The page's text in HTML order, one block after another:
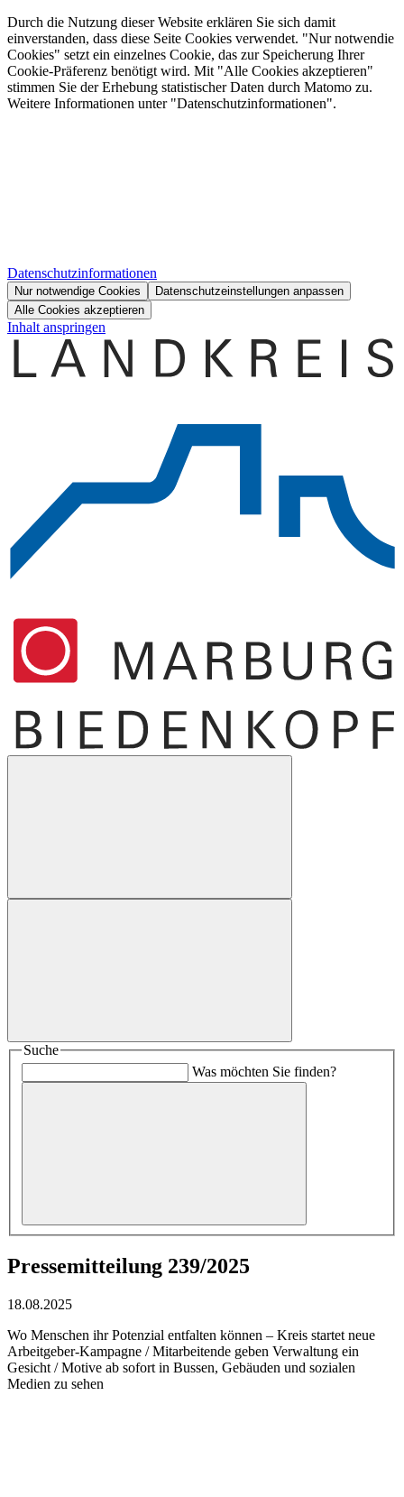
Durch die Nutzung dieser Website erklären Sie sich damit
einverstanden, dass diese Seite Cookies verwendet. "Nur notwendie
Cookies" setzt ein einzelnes Cookie, das zur Speicherung Ihrer
Cookie-Präferenz benötigt wird. Mit "Alle Cookies akzeptieren"
stimmen Sie der Erhebung statistischer Daten durch Matomo zu.
Weitere Informationen unter "Datenschutzinformationen".
Datenschutzinformationen
Nur notwendige Cookies
Datenschutzeinstellungen anpassen
Alle Cookies akzeptieren
Inhalt anspringen
Suche
Was möchten Sie finden?
Pressemitteilung 239/2025
18.08.2025
Wo Menschen ihr Potenzial entfalten können – Kreis startet neue
Arbeitgeber-Kampagne / Mitarbeitende geben Verwaltung ein
Gesicht / Motive ab sofort in Bussen, Gebäuden und sozialen
Medien zu sehen